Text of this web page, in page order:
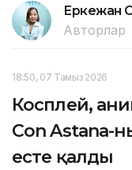
Еркежан
Авторлар
18:50, 07 Тамыз 2026
Косплей,
Con Astana-
есте қалды